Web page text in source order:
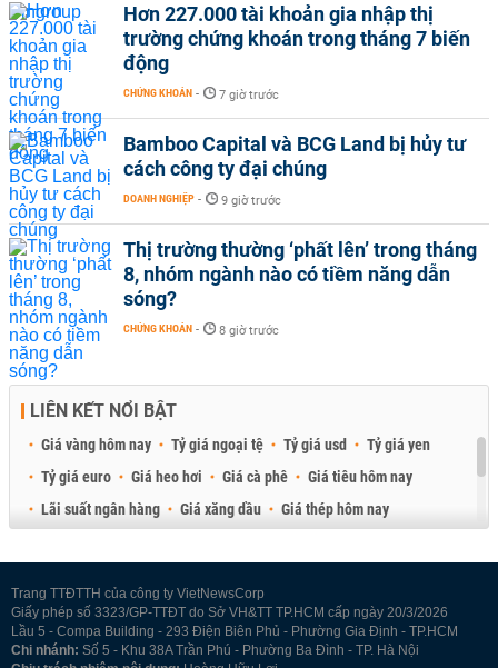
Hơn 227.000 tài khoản gia nhập thị
trường chứng khoán trong tháng 7 biến
động
CHỨNG KHOÁN - 7 giờ trước
Bamboo Capital và BCG Land bị hủy tư
cách công ty đại chúng
DOANH NGHIỆP - 9 giờ trước
Thị trường thường ‘phất lên’ trong tháng
8, nhóm ngành nào có tiềm năng dẫn
sóng?
CHỨNG KHOÁN - 8 giờ trước
LIÊN KẾT NỔI BẬT
Giá vàng hôm nay Tỷ giá ngoại tệ Tỷ giá usd
Tỷ giá yen
Tỷ giá euro
Giá heo hơi Giá cà phê
Giá tiêu hôm nay
Lãi suất ngân hàng
Giá xăng dầu
Giá thép hôm nay
Trang TTĐTTH của công ty VietNewsCorp
Giấy phép số 3323/GP-TTĐT do Sở VH&TT TP.HCM cấp ngày 20/3/2026
Lầu 5 - Compa Building - 293 Điện Biên Phủ - Phường Gia Định - TP.HCM
Chi nhánh: Số 5 - Khu 38A Trần Phú - Phường Ba Đình - TP. Hà Nội